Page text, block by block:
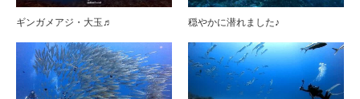
ギンガメアジ・大玉♬ 穏やかに潜れました♪